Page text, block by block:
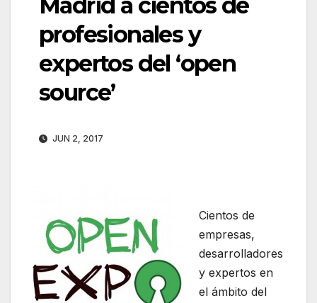
Madrid a cientos de
profesionales y
expertos del ‘open
source’
JUN 2, 2017
Cientos de
empresas,
desarrolladores
y expertos en
el ámbito del